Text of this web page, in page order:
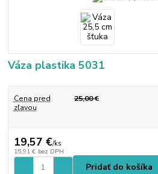
Váza plastika 5031
Cena pred
zľavou
25,00 €
19,57 €/ks
15,91 € bez DPH
Pridať do košíka